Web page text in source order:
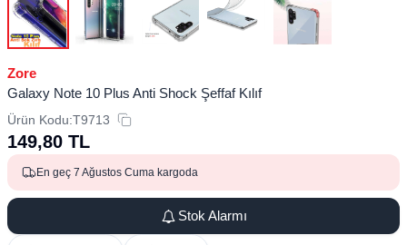
Zore
Galaxy Note 10 Plus Anti Shock Şeffaf Kılıf
Ürün Kodu:T9713
149,80 TL
En geç 7 Ağustos Cuma kargoda
Stok Alarmı